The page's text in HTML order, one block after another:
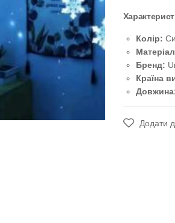
Колір:
Бренд:
Країна
Додати